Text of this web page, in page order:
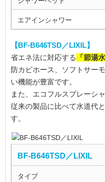
エアインシャワー
【BF-B646TSD／LIXIL】
省エネ法に対応する 「節湯
防カビホース、ソフトサー
い機能が豊富です。
また、エコフルスプレーシ
従来の製品に比べて水道代
す。
BF-B646TSD／LIXIL
タイプ